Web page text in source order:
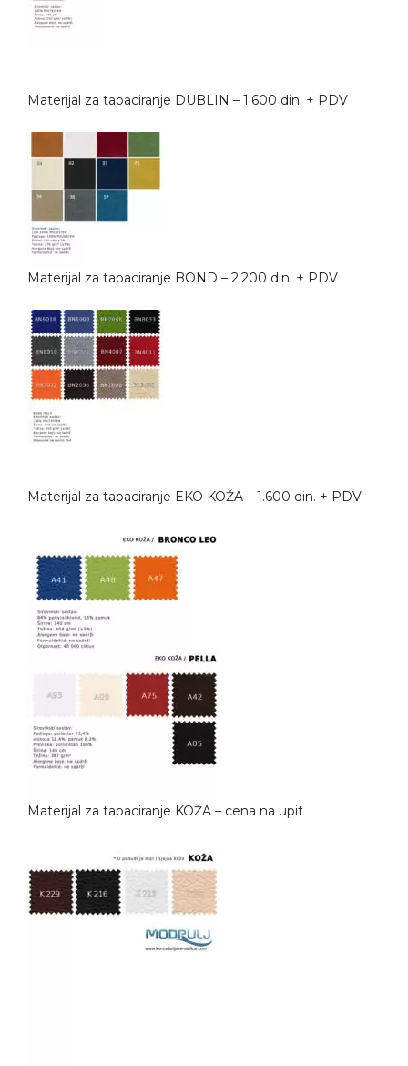
Materijal za tapaciranje DUBLIN – 1.600 din. + PDV
Materijal za tapaciranje BOND – 2.200 din. + PDV
Materijal za tapaciranje EKO KOŽA – 1.600 din. + PDV
Materijal za tapaciranje KOŽA – cena na upit